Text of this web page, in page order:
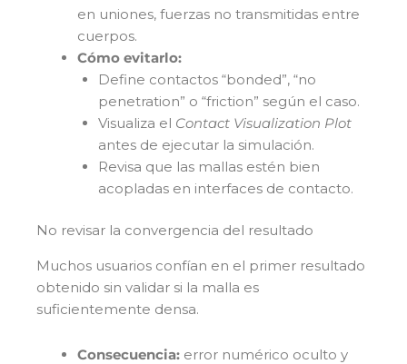
en uniones, fuerzas no transmitidas entre
cuerpos.
Cómo evitarlo:
Define contactos “bonded”, “no
penetration” o “friction” según el caso.
Visualiza el Contact Visualization Plot
antes de ejecutar la simulación.
Revisa que las mallas estén bien
acopladas en interfaces de contacto.
No revisar la convergencia del resultado
Muchos usuarios confían en el primer resultado
obtenido sin validar si la malla es
suficientemente densa.
Consecuencia: error numérico oculto y